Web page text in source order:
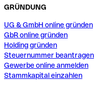
GRÜNDUNG
UG & GmbH online gründen
GbR online gründen
Holding gründen
Steuernummer beantragen
Gewerbe online anmelden
Stammkapital einzahlen